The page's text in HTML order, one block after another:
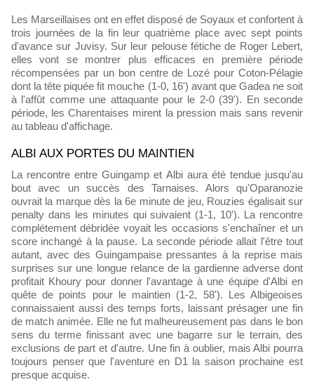
Les Marseillaises ont en effet disposé de Soyaux et confortent à
trois journées de la fin leur quatrième place avec sept points
d'avance sur Juvisy. Sur leur pelouse fétiche de Roger Lebert,
elles vont se montrer plus efficaces en première période
récompensées par un bon centre de Lozé pour Coton-Pélagie
dont la tête piquée fit mouche (1-0, 16') avant que Gadea ne soit
à l'affût comme une attaquante pour le 2-0 (39'). En seconde
période, les Charentaises mirent la pression mais sans revenir
au tableau d'affichage.
ALBI AUX PORTES DU MAINTIEN
La rencontre entre Guingamp et Albi aura été tendue jusqu'au
bout avec un succès des Tarnaises. Alors qu'Oparanozie
ouvrait la marque dès la 6e minute de jeu, Rouzies égalisait sur
penalty dans les minutes qui suivaient (1-1, 10'). La rencontre
complétement débridée voyait les occasions s'enchaîner et un
score inchangé à la pause. La seconde période allait l'être tout
autant, avec des Guingampaise pressantes à la reprise mais
surprises sur une longue relance de la gardienne adverse dont
profitait Khoury pour donner l'avantage à une équipe d'Albi en
quête de points pour le maintien (1-2, 58'). Les Albigeoises
connaissaient aussi des temps forts, laissant présager une fin
de match animée. Elle ne fut malheureusement pas dans le bon
sens du terme finissant avec une bagarre sur le terrain, des
exclusions de part et d'autre. Une fin à oublier, mais Albi pourra
toujours penser que l'aventure en D1 la saison prochaine est
presque acquise.